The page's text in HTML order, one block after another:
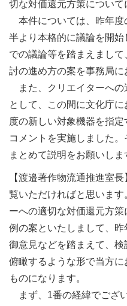
切な対価還元方策について
本件については、昨年
半より本格的に議論を開
での議論等を踏まえまし
討の進め方の案を事務局に
また、クリエイターへ
として、この間に文化庁
度の新しい対象機器を指
コメントを実施しました
まとめて説明をお願いしま
【渡邉著作物流通推進
覧いただければと思いま
ーへの適切な対価還元方
例の案といたしまして、
御意見などを踏まえて、
俯瞰するような形で当方
ものになります。
まず、1番の経緯でござ